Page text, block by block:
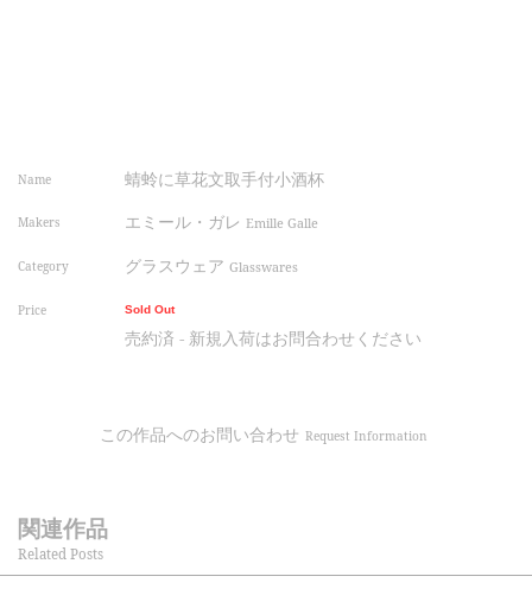
Name 蜻蛉に草花文取手付小酒杯
Makers エミール・ガレ Emille Galle
Category グラスウェア Glasswares
Price Sold Out
売約済 - 新規入荷はお問合わせください
この作品へのお問い合わせ Request Information
関連作品
Related Posts